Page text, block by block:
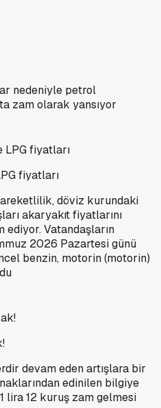
nedeniyle petrol
zam olarak yansıyor
fiyatları
döviz kurundaki
akaryakıt fiyatlarını
Vatandaşların
2026 Pazartesi günü
benzin, motorin (motorin)
devam eden artışlara bir
edinilen bilgiye
lira 12 kuruş zam gelmesi